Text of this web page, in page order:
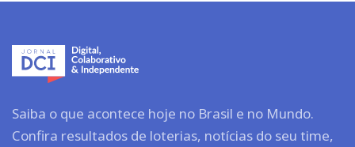
Saiba o que acontece hoje no Brasil e no Mundo.
Confira resultados de loterias, notícias do seu time,